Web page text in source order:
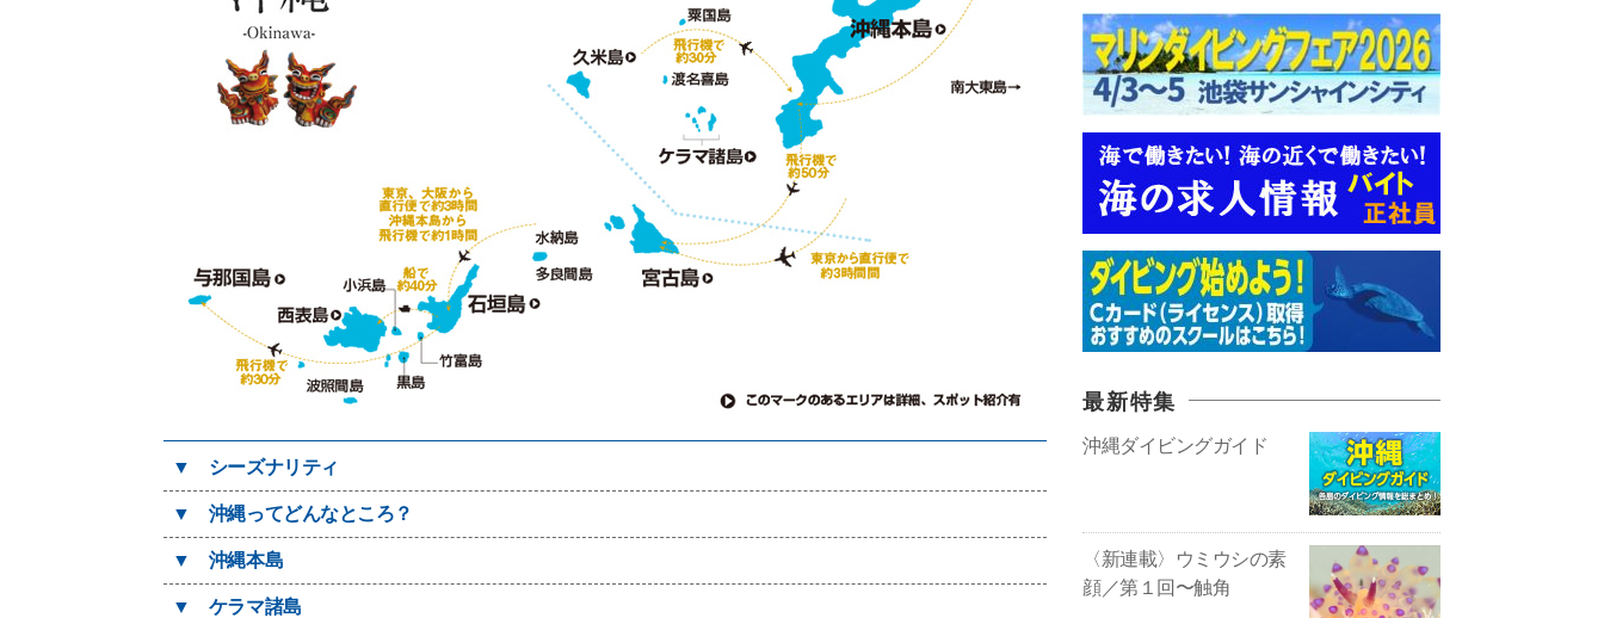
▼ シーズナリティ
▼ 沖縄ってどんなところ？
▼ 沖縄本島
▼ ケラマ諸島
最新特集
沖縄ダイビングガイド
〈新連載〉ウミウシの素
顔／第１回〜触角